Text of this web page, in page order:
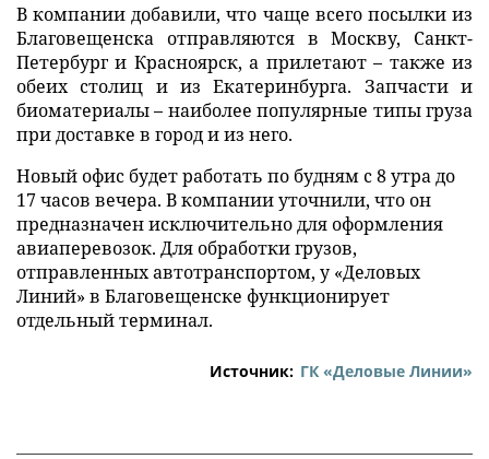
В компании добавили, что чаще всего посылки из
Благовещенска отправляются в Москву, Санкт-
Петербург и Красноярск, а прилетают – также из
обеих столиц и из Екатеринбурга. Запчасти и
биоматериалы – наиболее популярные типы груза
при доставке в город и из него.
Новый офис будет работать по будням с 8 утра до
17 часов вечера. В компании уточнили, что он
предназначен исключительно для оформления
авиаперевозок. Для обработки грузов,
отправленных автотранспортом, у «Деловых
Линий» в Благовещенске функционирует
отдельный терминал.
Источник: ГК «Деловые Линии»